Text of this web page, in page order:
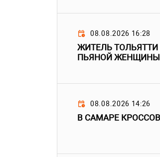
08.08.2026 16:28
ЖИТЕЛЬ
ПЬЯНОЙ
08.08.2026 14:26
В САМАРЕ